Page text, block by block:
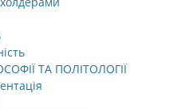
ТА ПОЛІТОЛОГІЇ